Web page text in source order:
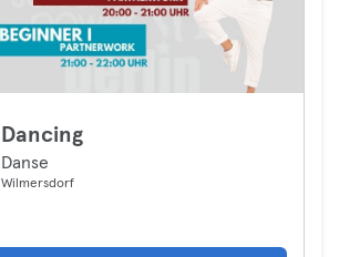
Dancing
Danse
Wilmersdorf